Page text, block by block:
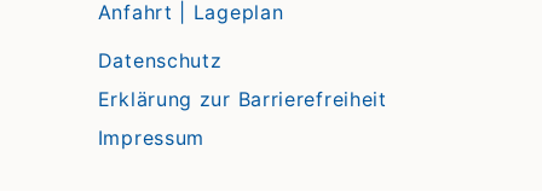
Anfahrt | Lageplan
Datenschutz
Erklärung zur Barrierefreiheit
Impressum